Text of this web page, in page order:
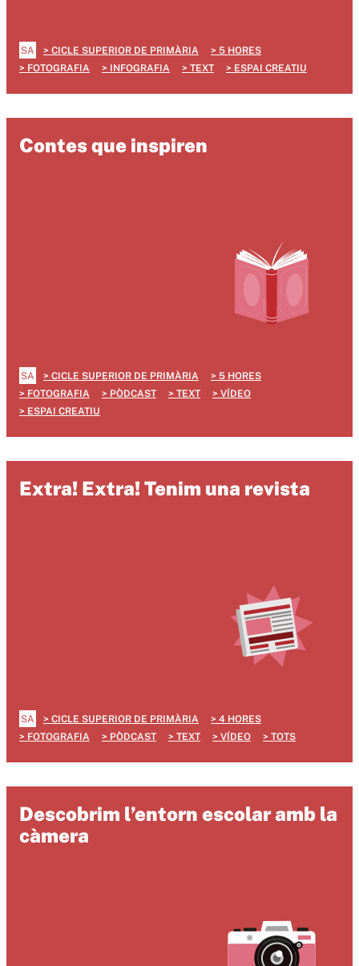
SA CICLE SUPERIOR DE PRIMÀRIA
5 HORES
FOTOGRAFIA
INFOGRAFIA TEXT ESPAI CREATIU
Contes que inspiren
SA CICLE SUPERIOR DE PRIMÀRIA
5 HORES
FOTOGRAFIA
PÒDCAST TEXT
VÍDEO
ESPAI CREATIU
Extra! Extra! Tenim una revista
SA CICLE SUPERIOR DE PRIMÀRIA
4 HORES
FOTOGRAFIA
PÒDCAST TEXT VÍDEO TOTS
Descobrim l’entorn escolar amb la
càmera